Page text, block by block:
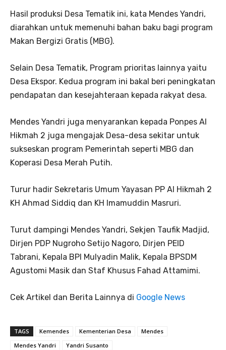
Hasil produksi Desa Tematik ini, kata Mendes Yandri,
diarahkan untuk memenuhi bahan baku bagi program
Makan Bergizi Gratis (MBG).
Selain Desa Tematik, Program prioritas lainnya yaitu
Desa Ekspor. Kedua program ini bakal beri peningkatan
pendapatan dan kesejahteraan kepada rakyat desa.
Mendes Yandri juga menyarankan kepada Ponpes Al
Hikmah 2 juga mengajak Desa-desa sekitar untuk
sukseskan program Pemerintah seperti MBG dan
Koperasi Desa Merah Putih.
Turur hadir Sekretaris Umum Yayasan PP Al Hikmah 2
KH Ahmad Siddiq dan KH Imamuddin Masruri.
Turut dampingi Mendes Yandri, Sekjen Taufik Madjid,
Dirjen PDP Nugroho Setijo Nagoro, Dirjen PEID
Tabrani, Kepala BPI Mulyadin Malik, Kepala BPSDM
Agustomi Masik dan Staf Khusus Fahad Attamimi.
Cek Artikel dan Berita Lainnya di Google News
TAGS Kemendes Kementerian Desa
Mendes
Mendes Yandri
Yandri Susanto